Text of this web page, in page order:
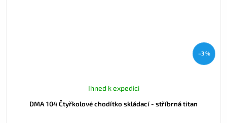
–3 %
DMA 104 Čtyřkolové chodítko skládací - stříbrná titan
Ihned k expedici